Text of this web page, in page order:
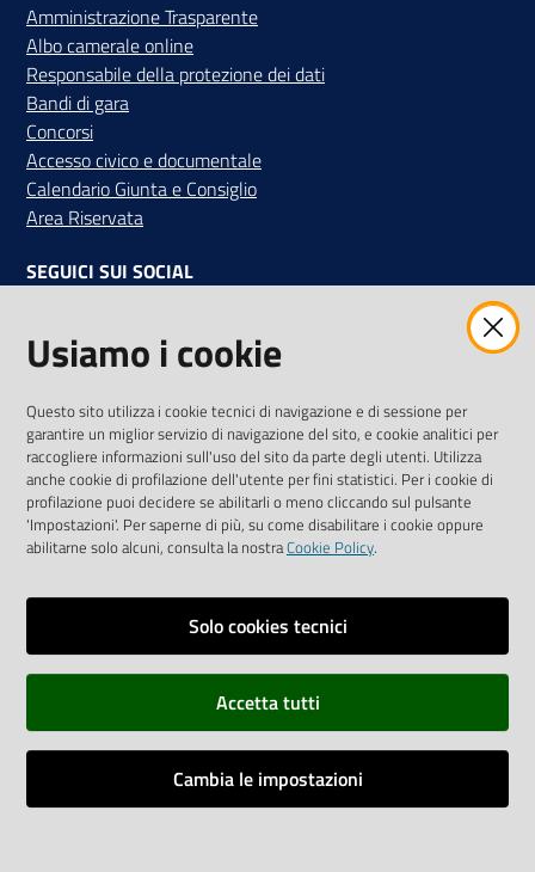
Amministrazione Trasparente
Albo camerale online
Responsabile della protezione dei dati
Bandi di gara
Concorsi
Accesso civico e documentale
Calendario Giunta e Consiglio
Area Riservata
SEGUICI SUI SOCIAL
Ricevi tutti gli aggiornamenti su eventi, nuove opportunità e
adempimenti normativi
Privacy policy
Assistenza
Usiamo i cookie
Questo sito utilizza i cookie tecnici di navigazione e di sessione per
garantire un miglior servizio di navigazione del sito, e cookie analitici per
raccogliere informazioni sull'uso del sito da parte degli utenti. Utilizza
anche cookie di profilazione dell'utente per fini statistici. Per i cookie di
profilazione puoi decidere se abilitarli o meno cliccando sul pulsante
'Impostazioni'. Per saperne di più, su come disabilitare i cookie oppure
abilitarne solo alcuni, consulta la nostraCookie Policy.
Solo cookies tecnici
Accetta tutti
Cambia le impostazioni